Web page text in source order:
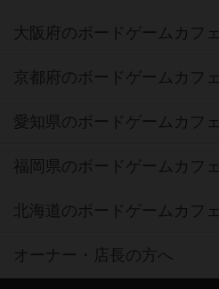
大阪府のボードゲームカフェ
京都府のボードゲームカフェ
愛知県のボードゲームカフェ
福岡県のボードゲームカフェ
北海道のボードゲームカフェ
オーナー・店長の方へ